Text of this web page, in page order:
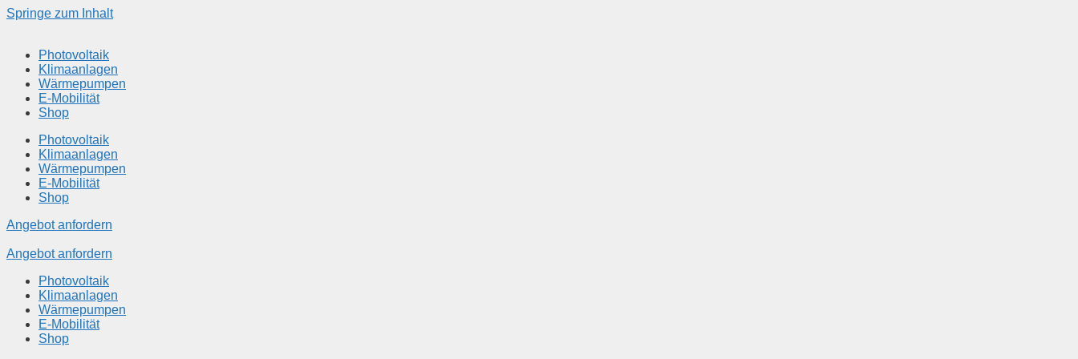
Springe zum Inhalt
Photovoltaik
Klimaanlagen
Wärmepumpen
E-Mobilität
Shop
Photovoltaik
Klimaanlagen
Wärmepumpen
E-Mobilität
Shop
Angebot anfordern
Angebot anfordern
Photovoltaik
Klimaanlagen
Wärmepumpen
E-Mobilität
Shop